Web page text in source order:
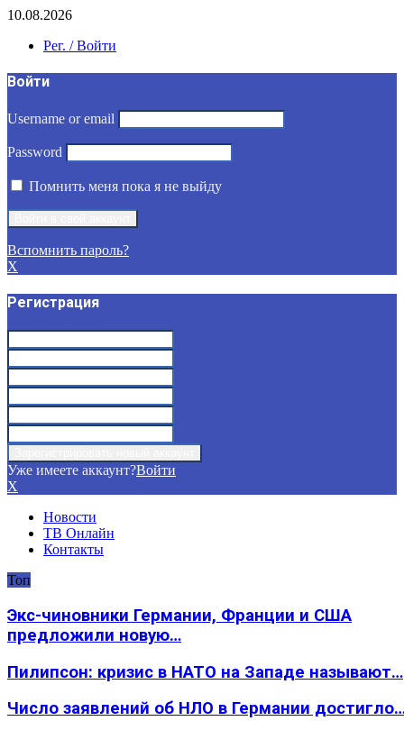
10.08.2026
Рег. / Войти
Войти
Username or email
Password
Помнить меня пока я не выйду
Вспомнить пароль?
X
Регистрация
Уже имеете аккаунт?Войти
X
Новости
ТВ Онлайн
Контакты
Топ
Экс-чиновники Германии, Франции и США
предложили новую…
Пилипсон: кризис в НАТО на Западе называют…
Число заявлений об НЛО в Германии